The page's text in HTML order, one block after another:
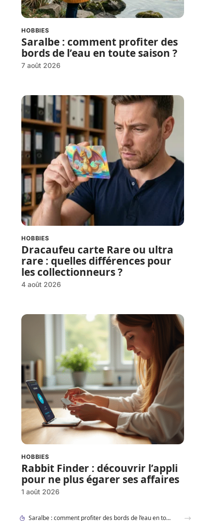
HOBBIES
Saralbe : comment profiter des
bords de l’eau en toute saison ?
7 août 2026
HOBBIES
Dracaufeu carte Rare ou ultra
rare : quelles différences pour
les collectionneurs ?
4 août 2026
HOBBIES
Rabbit Finder : découvrir l’appli
pour ne plus égarer ses affaires
1 août 2026
Dracaufeu carte Rare ou ultra rare : quelles différences pour les collectionneurs ?